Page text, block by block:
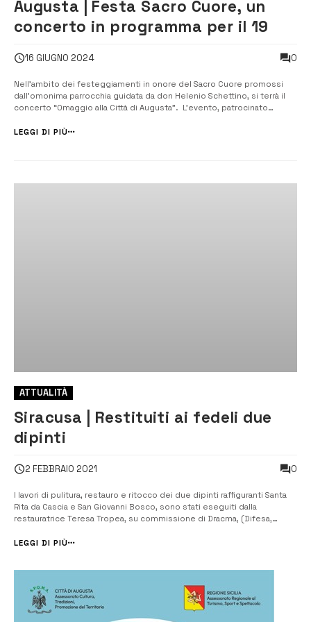
Augusta | Festa Sacro Cuore, un
concerto in programma per il 19
16 GIUGNO 2024 0
Nell’ambito dei festeggiamenti in onore del Sacro Cuore promossi
dall’omonima parrocchia guidata da don Helenio Schettino, si terrà il
concerto “Omaggio alla Città di Augusta”. L’evento, patrocinato
curato dalla Pro Loco Augusta Aps presieduta da Domenico Morello.
LEGGI DI PIÙ
ATTUALITÀ
Siracusa | Restituiti ai fedeli due
dipinti
2 FEBBRAIO 2021 0
I lavori di pulitura, restauro e ritocco dei due dipinti raffiguranti Santa
Rita da Cascia e San Giovanni Bosco, sono stati eseguiti dalla
restauratrice Teresa Tropea, su commissione di Dracma, (Difesa,
sabato, alla presenza di Sua Eccellenza Reverendissima, monsignor
LEGGI DI PIÙ